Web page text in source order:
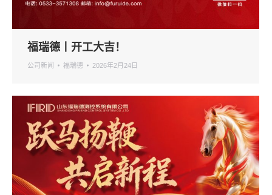
福瑞德丨开工大吉！
公司新闻 福瑞德 2026年2月24日